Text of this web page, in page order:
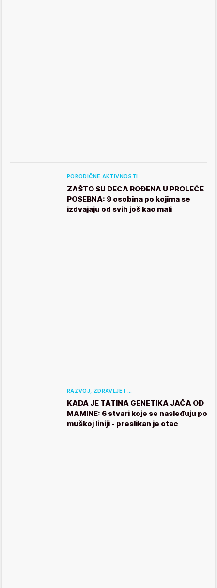
PORODIČNE AKTIVNOSTI
ZAŠTO SU DECA ROĐENA U PROLEĆE
POSEBNA: 9 osobina po kojima se
izdvajaju od svih još kao mali
RAZVOJ, ZDRAVLJE I …
KADA JE TATINA GENETIKA JAČA OD
MAMINE: 6 stvari koje se nasleđuju po
muškoj liniji - preslikan je otac